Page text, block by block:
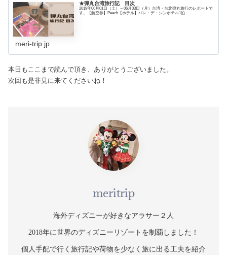
★弾丸台湾旅行記 目次
2019年06月01日（土）～06月03日（月）台湾・台北弾丸旅行のレポートで
す。【航空券】Peach【ホテル】パレ・デ・シンホテル1泊
meri-trip.jp
本日もここまで読んで頂き、ありがとうございました。
次回も是非見に来てくださいね！
meritrip
海外ディズニーが好きなアラサー２人
2018年に世界のディズニーリゾートを制覇しました！
個人手配で行く旅行記や荷物を少なく旅に出る工夫を紹介